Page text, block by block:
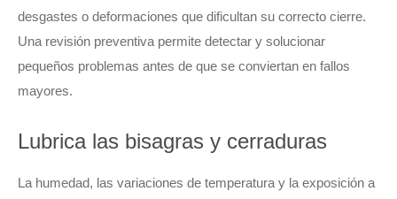
desgastes o deformaciones que dificultan su correcto cierre.
Una revisión preventiva permite detectar y solucionar
pequeños problemas antes de que se conviertan en fallos
mayores.
Lubrica las bisagras y cerraduras
La humedad, las variaciones de temperatura y la exposición a